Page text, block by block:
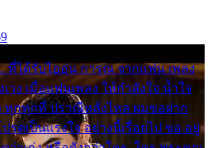
ที่ได้รับไออุ่น การุณ จากแฟน เพลง
วง เมื่อแฟนเพลง ให้กำลังใจ น้ำใจ
ทุกทุกที่ ปราณีหลั่งไหล ผมขอฝาก
รดเป็นแรงใจ อย่างนี้เรื่อยไป ขอ อยู่